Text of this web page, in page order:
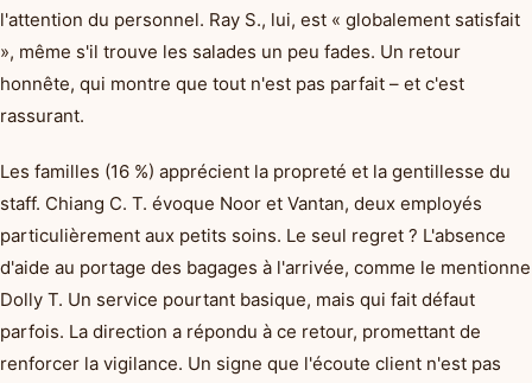
l'attention du personnel. Ray S., lui, est « globalement satisfait
», même s'il trouve les salades un peu fades. Un retour
honnête, qui montre que tout n'est pas parfait – et c'est
rassurant.
Les familles (16 %) apprécient la propreté et la gentillesse du
staff. Chiang C. T. évoque Noor et Vantan, deux employés
particulièrement aux petits soins. Le seul regret ? L'absence
d'aide au portage des bagages à l'arrivée, comme le mentionne
Dolly T. Un service pourtant basique, mais qui fait défaut
parfois. La direction a répondu à ce retour, promettant de
renforcer la vigilance. Un signe que l'écoute client n'est pas